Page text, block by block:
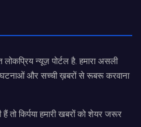
न्यूज़ पोर्टल है. हमारा असली
घटनाओं और सच्ची ख़बरों से रूबरू करवाना
किर्पया हमारी खबरों को शेयर जरूर